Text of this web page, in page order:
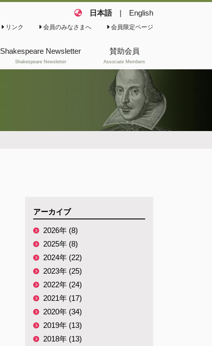
リンク 会員のみなさまへ 会員限定ページ
日本語 | English
Shakespeare Newsletter
Shakespeare Newsletter
賛助会員
Associate Members
アーカイブ
2026年 (8)
2025年 (8)
2024年 (22)
2023年 (25)
2022年 (24)
2021年 (17)
2020年 (34)
2019年 (13)
2018年 (13)